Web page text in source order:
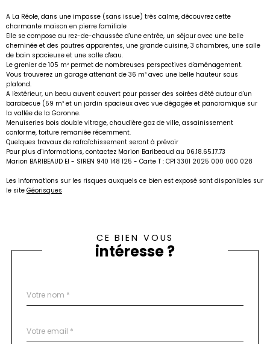
A La Réole, dans une impasse (sans issue) très calme, découvrez cette
charmante maison en pierre familiale
Elle se compose au rez-de-chaussée d'une entrée, un séjour avec une belle
cheminée et des poutres apparentes, une grande cuisine, 3 chambres, une salle
de bain spacieuse et une salle d'eau.
Le grenier de 105 m² permet de nombreuses perspectives d'aménagement.
Vous trouverez un garage attenant de 36 m² avec une belle hauteur sous
plafond.
A l'extérieur, un beau auvent couvert pour passer des soirées d'été autour d'un
barabecue (59 m² et un jardin spacieux avec vue dégagée et panoramique sur
la vallée de la Garonne.
Menuiseries bois double vitrage, chaudière gaz de ville, assainissement
conforme, toiture remaniée récemment.
Quelques travaux de rafraîchissement seront à prévoir
Pour plus d'informations, contactez Marion Baribeaud au 06.18.65.17.73
Marion BARIBEAUD EI - SIREN 940 148 125 - Carte T : CPI 3301 2025 000 000 028
Les informations sur les risques auxquels ce bien est exposé sont disponibles sur
le site Géorisques
CE BIEN VOUS
intéresse ?
par
*
*